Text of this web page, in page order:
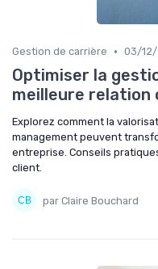
Gestion de carrière • 03/
Optimiser la
meilleure relation
Explorez comment la
management peuvent
entreprise. Conseils
client.
par Claire Bouchard